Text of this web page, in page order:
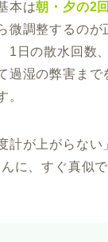
本は朝・夕の2
微調整するのが
1日の散水回数
過湿の弊害ま
。
計が上がらな
に、すぐ真似